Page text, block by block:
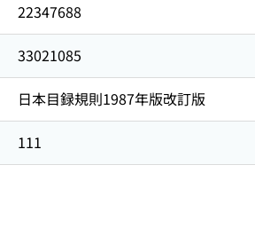
22347688
33021085
日本目録規則1987年版改訂版
111